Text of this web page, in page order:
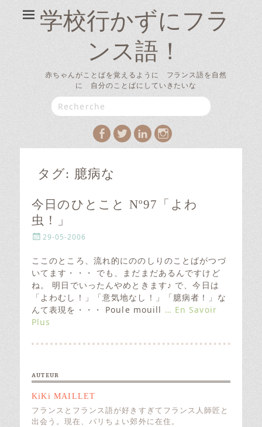
学校行かずにフラ
ンス語！
赤ちゃんがことばを覚えるように フランス語を自然
に 自分のことばにしていきたいな
Search
for:
Facebook
TwitterLinkedIn
Instagram
タグ: 臆病な
今日のひとこと Nº97「よわ
虫！」
P
s
e
d
n
29-05-2006
ここのところ、流れ的にののしりのことばがつづ
いてます・・・ でも、まだまだあるんですけど
ね。 明日でいったんやめときます♪ で、今日は
「よわむし！」「意気地なし！」「臆病者！」な
んて表現を・・・ Poule mouill … En Savoir
Plus
AUTEUR
KiKi MAILLET
フランスとフランス語が好きすぎてフランス人師匠と
出会う。現在、パリちょい郊外に在住。